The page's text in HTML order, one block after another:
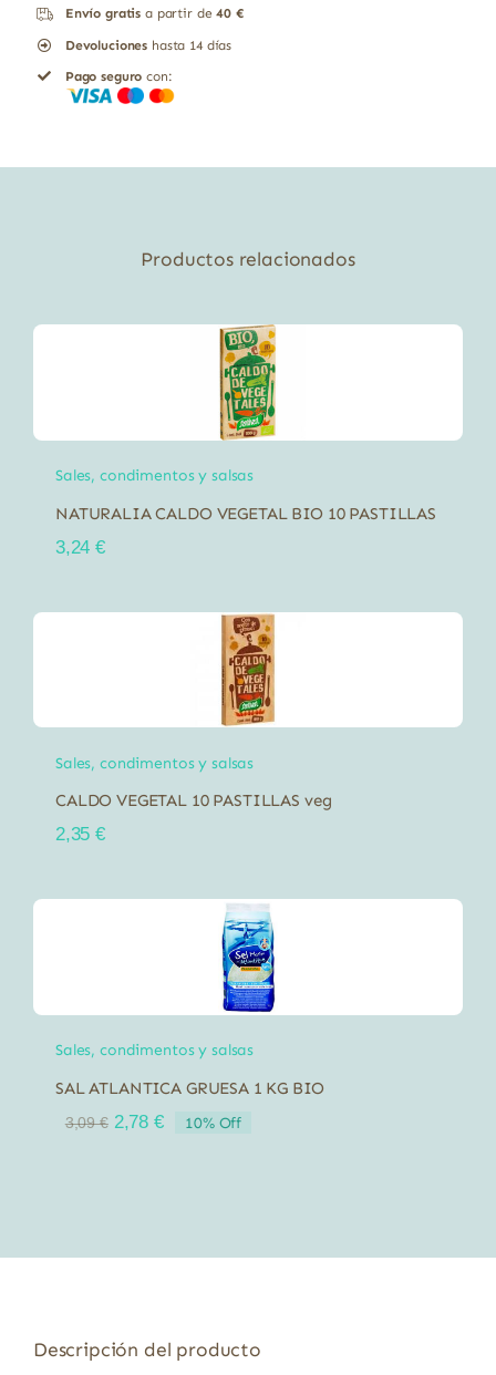
Envío gratis a partir de40 €
Devoluciones hasta 14 días
Pago seguro con:
Productos relacionados
Sales, condimentos y salsas
NATURALIA CALDO VEGETAL BIO 10 PASTILLAS
3,24€
Sales, condimentos y salsas
CALDO VEGETAL 10 PASTILLAS veg
2,35€
Sales, condimentos y salsas
SAL ATLANTICA GRUESA 1 KG BIO
3,09€ El
2,78 €El
10% Off
Descripción del producto